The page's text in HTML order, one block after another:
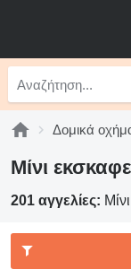
Δομικά
Μίνι
201 αγγελίες: